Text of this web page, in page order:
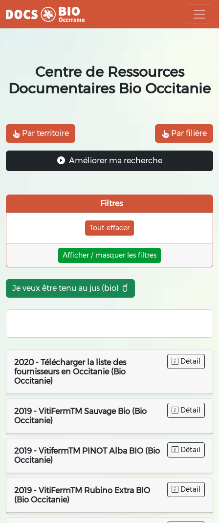
Centre de Ressources
Documentaires Bio Occitanie
Par territoire Par filière
Améliorer ma recherche
Filtres
Tout effacer
Afficher / masquer les filtres
Je veux être tenu au jus (bio)
Détail
2020 - Télécharger la liste des
fournisseurs en Occitanie (Bio
Occitanie)
Détail
2019 - VitiFermTM Sauvage Bio (Bio
Occitanie)
Détail
2019 - VitifermTM PINOT Alba BIO (Bio
Occitanie)
Détail
2019 - VitiFermTM Rubino Extra BIO
(Bio Occitanie)